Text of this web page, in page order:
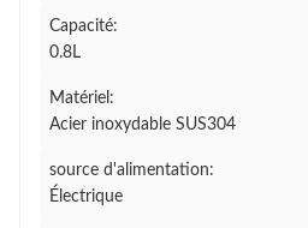
Capacité:
0.8L
Matériel:
Acier inoxydable SUS304
source d'alimentation:
Électrique